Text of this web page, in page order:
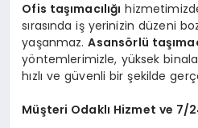
Ofis taşımacılığı
sırasında iş yerinizin düzeni
yaşanmaz.Asansörlü
yöntemlerimizle, yüksek
hızlı ve güvenli bir şekilde
Müşteri Odaklı Hizmet ve 7/